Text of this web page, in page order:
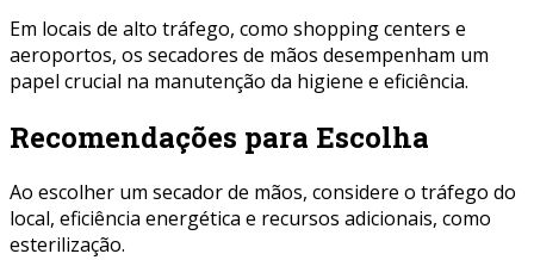
Em locais de alto tráfego, como shopping centers e
aeroportos, os secadores de mãos desempenham um
papel crucial na manutenção da higiene e eficiência.
Recomendações para Escolha
Ao escolher um secador de mãos, considere o tráfego do
local, eficiência energética e recursos adicionais, como
esterilização.